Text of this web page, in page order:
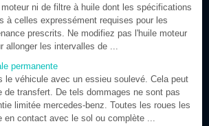
ni de filtre à huile dont les spécifications
à celles expressément requises pour les
prescrits. Ne modifiez pas l'huile moteur
allonger les intervalles de ...
permanente
le véhicule avec un essieu soulevé. Cela peut
de transfert. De tels dommages ne sont pas
limitée mercedes-benz. Toutes les roues les
en contact avec le sol ou complète ...